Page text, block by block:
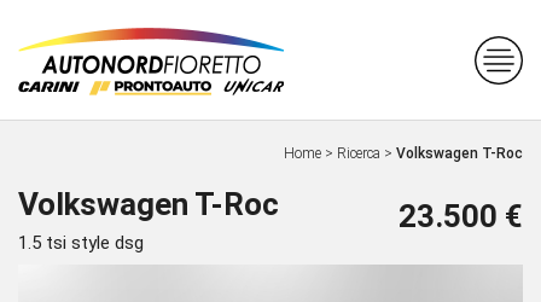
Home > Ricerca > Volkswagen T-Roc
Volkswagen T-Roc
1.5 tsi style dsg
23.500 €